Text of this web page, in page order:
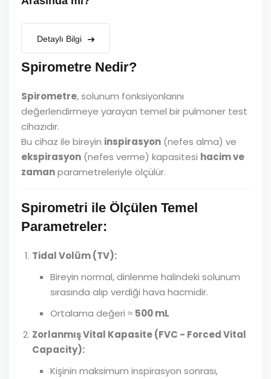
Detaylı Bilgi
Spirometre Nedir?
Spirometre, solunum fonksiyonlarını
değerlendirmeye yarayan temel bir pulmoner test
cihazıdır.
Bu cihaz ile bireyin inspirasyon (nefes alma) ve
ekspirasyon (nefes verme) kapasitesi hacim ve
zamanparametreleriyle ölçülür.
Spirometri ile Ölçülen Temel
Parametreler:
Tidal Volüm (TV):
Bireyin normal, dinlenme halindeki solunum
sırasında alıp verdiği hava hacmidir.
Ortalama değeri ≈ 500 mL
Zorlanmış Vital Kapasite (FVC - Forced Vital
Capacity):
Kişinin maksimum inspirasyon sonrası,